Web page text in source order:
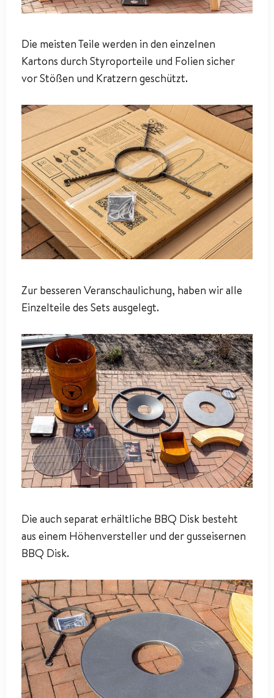
Die meisten Teile werden in den einzelnen
Kartons durch Styroporteile und Folien sicher
vor Stößen und Kratzern geschützt.
Zur besseren Veranschaulichung, haben wir alle
Einzelteile des Sets ausgelegt.
Die auch separat erhältliche BBQ Disk besteht
aus einem Höhenversteller und der gusseisernen
BBQ Disk.